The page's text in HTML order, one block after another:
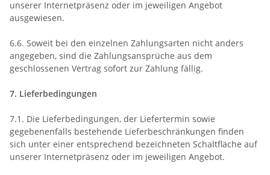
unserer Internetpräsenz oder im jeweiligen Angebot
ausgewiesen.
6.6. Soweit bei den einzelnen Zahlungsarten nicht anders
angegeben, sind die Zahlungsansprüche aus dem
geschlossenen Vertrag sofort zur Zahlung fällig.
7. Lieferbedingungen
7.1. Die Lieferbedingungen, der Liefertermin sowie
gegebenenfalls bestehende Lieferbeschränkungen finden
sich unter einer entsprechend bezeichneten Schaltfläche auf
unserer Internetpräsenz oder im jeweiligen Angebot.